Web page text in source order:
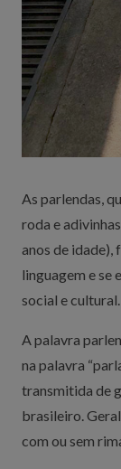
As parlendas,
roda e
anos de idade),
linguagem e se
social e cultural.
A palavra
na palavra
transmitida de
brasileiro.
com ou sem